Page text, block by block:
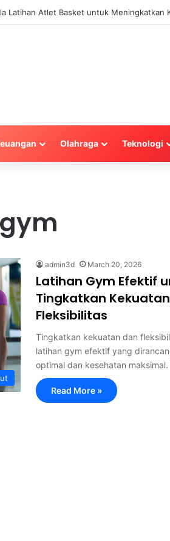
Latihan Atlet Basket untuk Meningkatkan
Olahraga Teknologi
admin3d March 20, 2026
Latihan Gym Efektif
Tingkatkan
Fleksibilitas
Tingkatkan kekuatan dan
latihan gym efektif yang
optimal dan kesehatan
Read More »